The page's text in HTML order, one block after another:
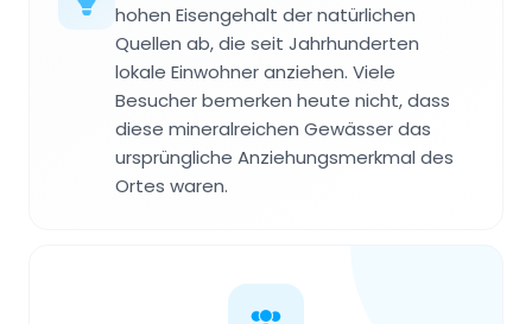
hohen Eisengehalt der natürlichen
Quellen ab, die seit Jahrhunderten
lokale Einwohner anziehen. Viele
Besucher bemerken heute nicht, dass
diese mineralreichen Gewässer das
ursprüngliche Anziehungsmerkmal des
Ortes waren.